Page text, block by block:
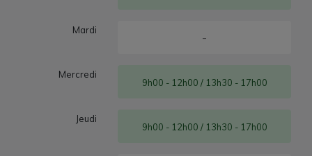
Mardi
-
Mercredi
9h00 - 12h00 / 13h30 - 17h00
Jeudi
9h00 - 12h00 / 13h30 - 17h00